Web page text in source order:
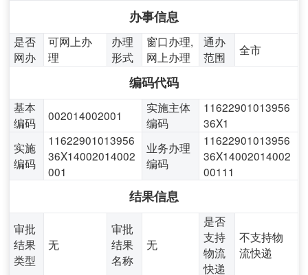
办事信息
是否
网办
可网上办
理
办理
形式
窗口办理,
网上办理
通办
范围
全市
编码代码
基本
编码
002014002001
实施主体
编码
11622901013956
36X1
实施
编码
11622901013956
36X14002014002
001
业务办理
编码
11622901013956
36X14002014002
00111
结果信息
审批
结果
类型
无
审批
结果
名称
无
是否
支持
物流
快递
不支持物
流快递